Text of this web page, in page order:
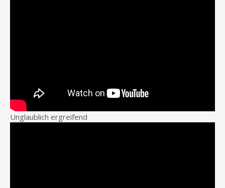
Unglaublich ergreifend